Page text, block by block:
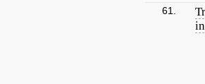
61.